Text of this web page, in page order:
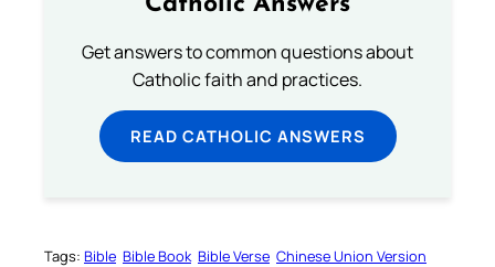
Get answers to common questions about
Catholic faith and practices.
READ CATHOLIC ANSWERS
Tags: Bible Bible Book Bible Verse Chinese Union Version